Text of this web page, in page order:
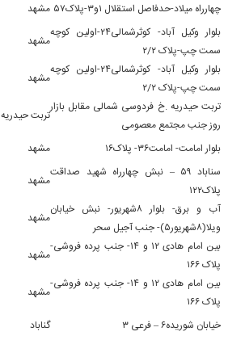
چهارراه میلاد-حدفاصل استقلال ۱و۳-پلاک۵۷ مشهد
بلوار وکیل آباد- کوثرشمالی۲۴-اولین کوچه
سمت چپ-پلاک ۲/۲
مشهد
بلوار وکیل آباد- کوثرشمالی۲۴-اولین کوچه
سمت چپ-پلاک ۲/۲
مشهد
تربت حیدریه .خ فردوسی شمالی مقابل بازار
روز جنب مجتمع معصومی
تربت حیدریه
بلوار امامت- امامت۳۶- پلاک۱۶ مشهد
سناباد ۵۹ – نبش چهارراه شهید صداقت
پلاک۱۲۲
مشهد
آب و برق- بلوار ۸شهریور- نبش خیابان
ویلا(۸شهریور۵)- جنب آجیل سحر
مشهد
بین امام هادی ۱۲ و ۱۴- جنب پرده فروشی-
پلاک ۱۶۶
مشهد
بین امام هادی ۱۲ و ۱۴- جنب پرده فروشی-
پلاک ۱۶۶
مشهد
خیابان شوریده۶ – فرعی ۳ گناباد